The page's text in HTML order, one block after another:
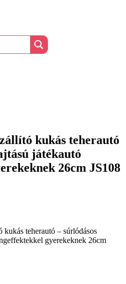
kukás teherautó
játékautó
26cm JS108
kukás teherautó – súrlódásos
gyerekeknek 26cm